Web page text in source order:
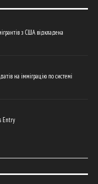
з США відкладена
на імміграцію по системі
Entry